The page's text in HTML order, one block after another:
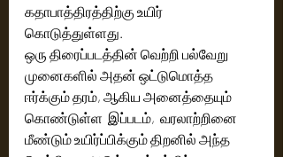
கதாபாத்திரத்திற்கு உயிர்
கொடுத்துள்ளது.
ஒரு திரைப்படத்தின் வெற்றி பல்வேறு
முனைகளில் அதன் ஒட்டுமொத்த
ஈர்க்கும் தரம், ஆகிய அனைத்தையும்
கொண்டுள்ள  இப்படம்,  வரலாற்றினை
மீண்டும் உயிர்ப்பிக்கும் திறனில் அந்த